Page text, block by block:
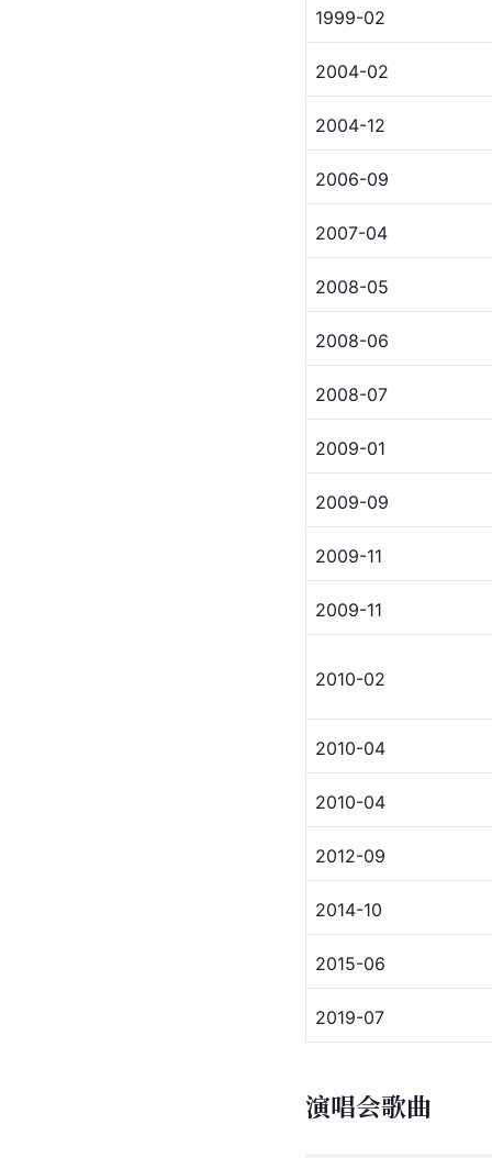
1999-02
2004-02
2004-12
2006-09
2007-04
2008-05
2008-06
2008-07
2009-01
2009-09
2009-11
2009-11
2010-02
2010-04
2010-04
2012-09
2014-10
2015-06
2019-07
演唱会歌曲